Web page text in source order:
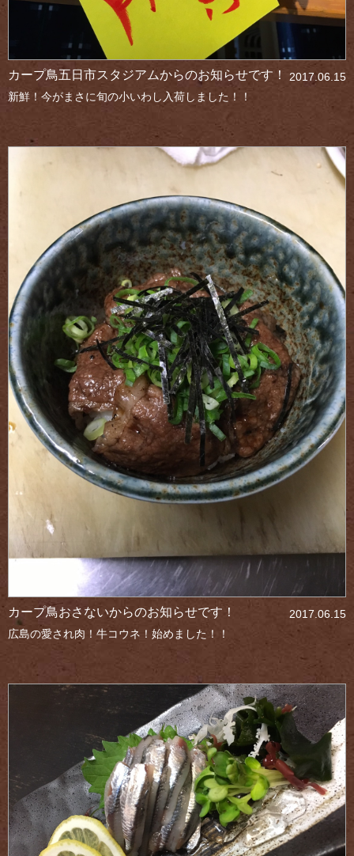
2017.06.15
カープ鳥五日市スタジアムからのお知らせです！
新鮮！今がまさに旬の小いわし入荷しました！！
2017.06.15
カープ鳥おさないからのお知らせです！
広島の愛され肉！牛コウネ！始めました！！